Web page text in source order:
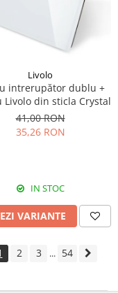
Livolo
intrerupător dublu +
Livolo din sticla Crystal
41,00 RON
35,26 RON
IN STOC
VARIANTE
2 3 ... 54